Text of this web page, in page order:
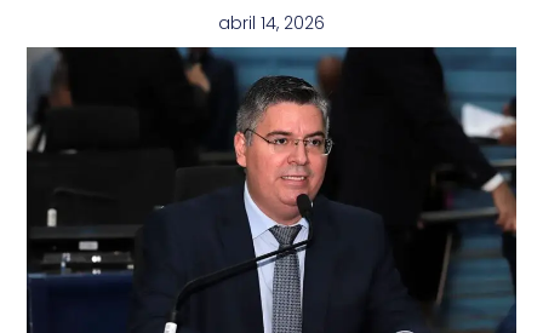
abril 14, 2026